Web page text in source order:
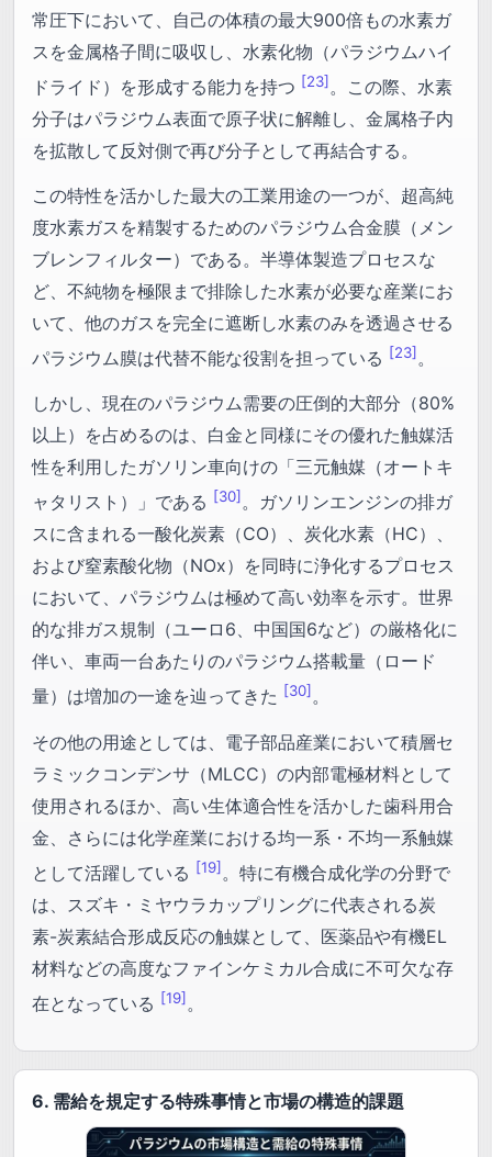
常圧下において、自己の体積の最大900倍もの水素ガ
スを金属格子間に吸収し、水素化物（パラジウムハイ
ドライド）を形成する能力を持つ [23]。この際、水素
分子はパラジウム表面で原子状に解離し、金属格子内
を拡散して反対側で再び分子として再結合する。
この特性を活かした最大の工業用途の一つが、超高純
度水素ガスを精製するためのパラジウム合金膜（メン
ブレンフィルター）である。半導体製造プロセスな
ど、不純物を極限まで排除した水素が必要な産業にお
いて、他のガスを完全に遮断し水素のみを透過させる
パラジウム膜は代替不能な役割を担っている [23] 。
しかし、現在のパラジウム需要の圧倒的大部分（80%
以上）を占めるのは、白金と同様にその優れた触媒活
性を利用したガソリン車向けの「三元触媒（オートキ
ャタリスト）」である [30] 。ガソリンエンジンの排ガ
スに含まれる一酸化炭素（CO）、炭化水素（HC）、
および窒素酸化物（NOx）を同時に浄化するプロセス
において、パラジウムは極めて高い効率を示す。世界
的な排ガス規制（ユーロ6、中国国6など）の厳格化に
伴い、車両一台あたりのパラジウム搭載量（ロード
量）は増加の一途を辿ってきた [30] 。
その他の用途としては、電子部品産業において積層セ
ラミックコンデンサ（MLCC）の内部電極材料として
使用されるほか、高い生体適合性を活かした歯科用合
金、さらには化学産業における均一系・不均一系触媒
として活躍している [19] 。特に有機合成化学の分野で
は、スズキ・ミヤウラカップリングに代表される炭
素-炭素結合形成反応の触媒として、医薬品や有機EL
材料などの高度なファインケミカル合成に不可欠な存
在となっている [19] 。
6. 需給を規定する特殊事情と市場の構造的課題